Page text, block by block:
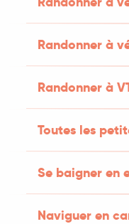
Randonner à
Randonner à
Toutes les
Se baigner en
Naviguer en